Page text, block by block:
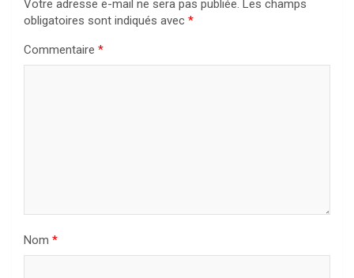
Votre adresse e-mail ne sera pas publiée. Les champs
obligatoires sont indiqués avec *
Commentaire *
Nom *